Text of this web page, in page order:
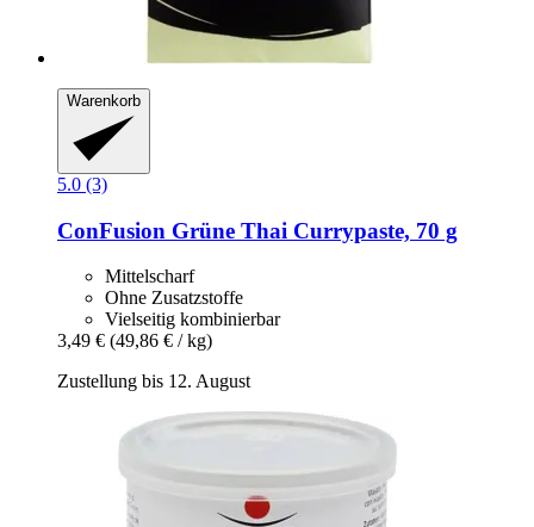
Warenkorb
5.0 (3)
ConFusion Grüne Thai Currypaste, 70 g
Mittelscharf
Ohne Zusatzstoffe
Vielseitig kombinierbar
3,49 € (49,86 € / kg)
Zustellung bis 12. August